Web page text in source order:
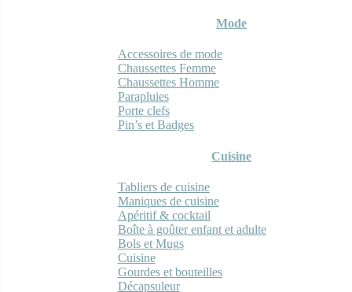
Mode
Accessoires de mode
Chaussettes Femme
Chaussettes Homme
Parapluies
Porte clefs
Pin’s et Badges
Cuisine
Tabliers de cuisine
Maniques de cuisine
Apéritif & cocktail
Boîte à goûter enfant et adulte
Bols et Mugs
Cuisine
Gourdes et bouteilles
Décapsuleur